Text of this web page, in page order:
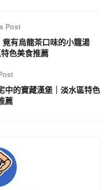
Post
有烏龍茶口味的小籠湯
色美食推薦
中的寶藏漢堡｜淡水區特色
薦